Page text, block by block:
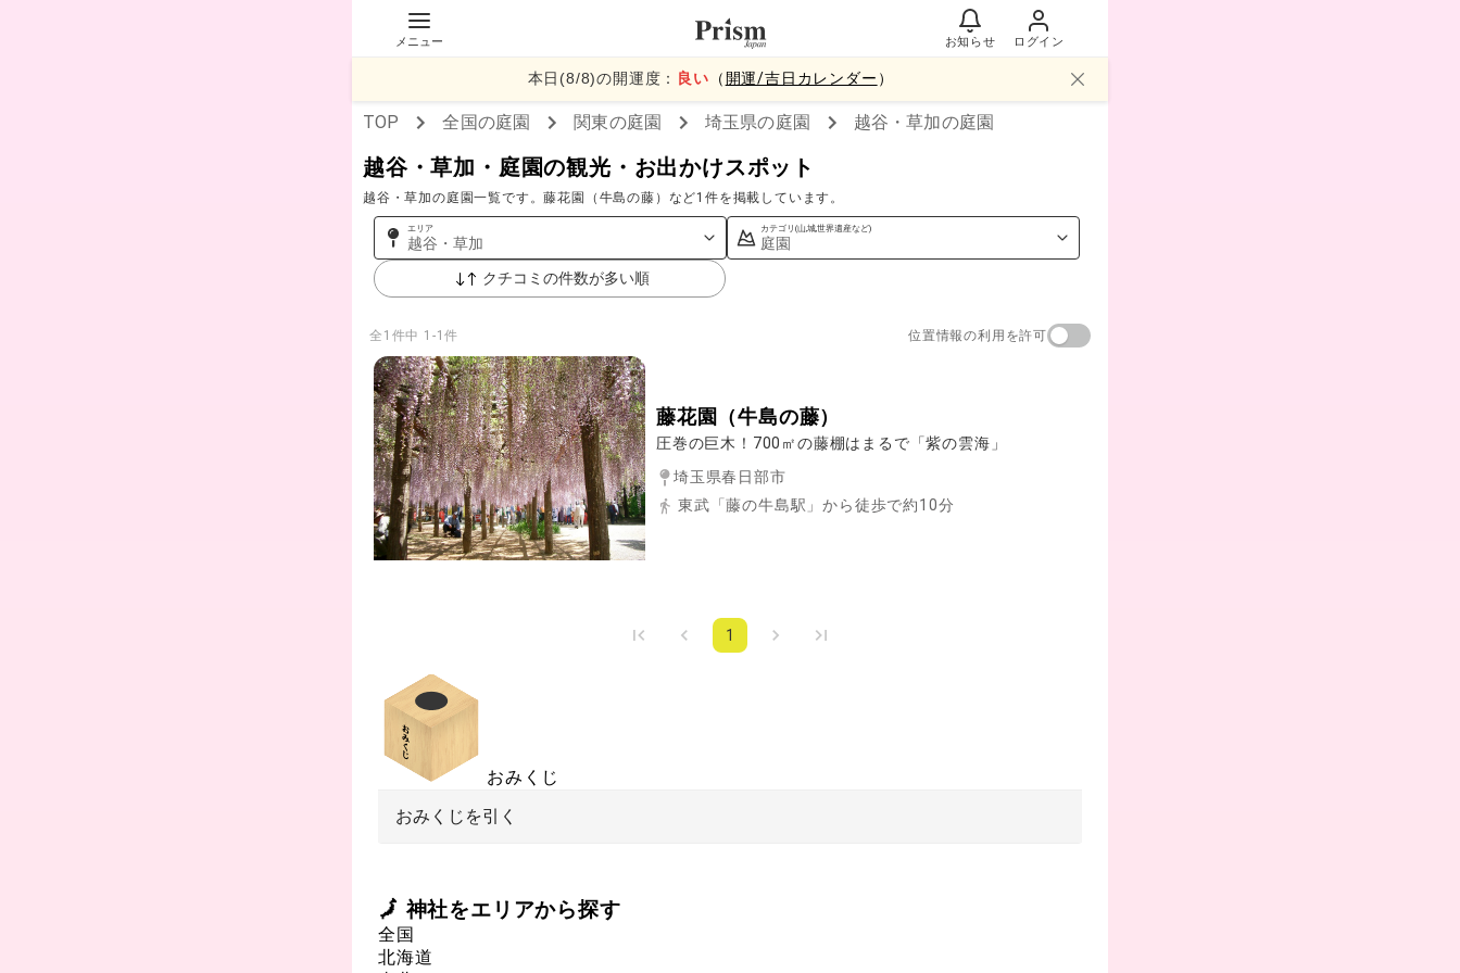
メニュー お知らせ ログイン
本日(8/8)の開運度： 良い （ 開運/吉日カレンダー ）
TOP 全国の庭園 関東の庭園 埼玉県の庭園 越谷・草加の庭園
越谷・草加・庭園の観光・お出かけスポット
越谷・草加の庭園一覧です。藤花園（牛島の藤）など1件を掲載しています。
エリア
越谷・草加
カテゴリ(山,城,世界遺産など)
庭園
クチコミの件数が多い順
全 1 件中 1-1件 位置情報の利用を許可
藤花園（牛島の藤）
圧巻の巨木！700㎡の藤棚はまるで「紫の雲海」
埼玉県春日部市
東武「藤の牛島駅」から徒歩で約10分
1
おみくじ
おみくじを引く
🗾 神社をエリアから探す
全国
北海道